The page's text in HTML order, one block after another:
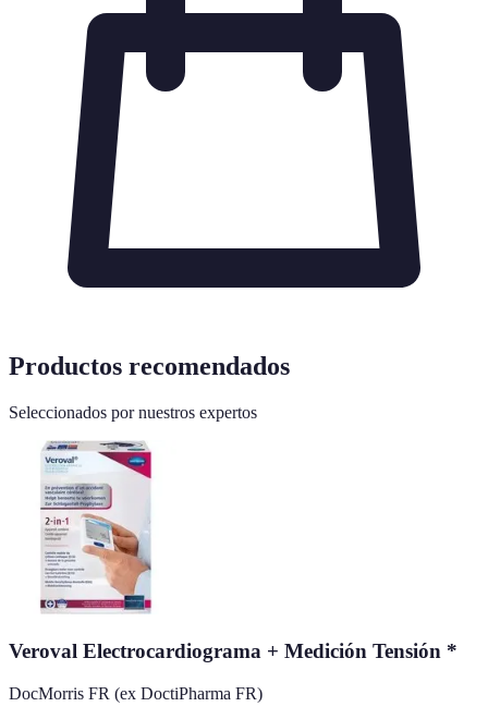
Productos recomendados
Seleccionados por nuestros expertos
Veroval Electrocardiograma + Medición Tensión *
DocMorris FR (ex DoctiPharma FR)